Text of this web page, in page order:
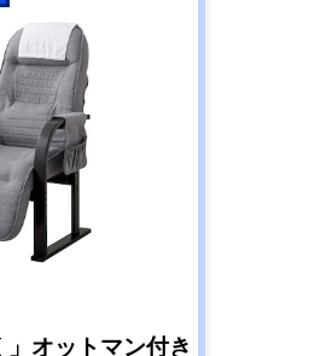
オットマン付き